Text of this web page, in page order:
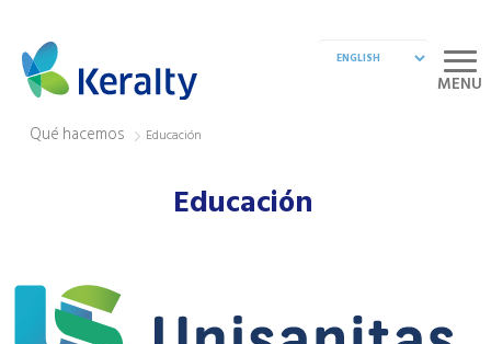
MENU
Qué hacemos
Educación
Educación